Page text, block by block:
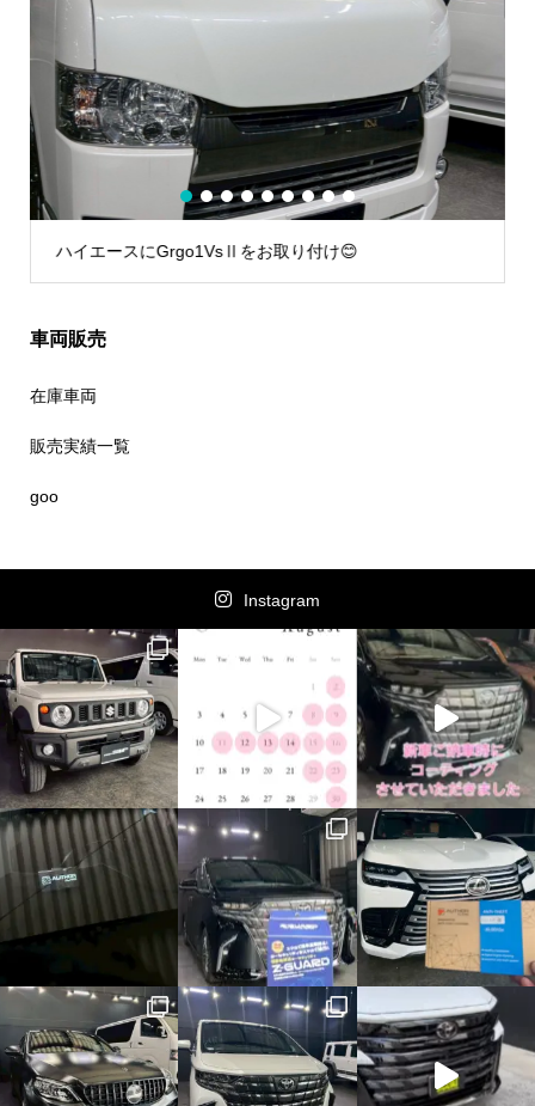
ハイエースにGrgo1VsⅡをお取り付け😊
1 2 3 4 5 6 7 8 9
車両販売
在庫車両
販売実績一覧
goo
Instagram